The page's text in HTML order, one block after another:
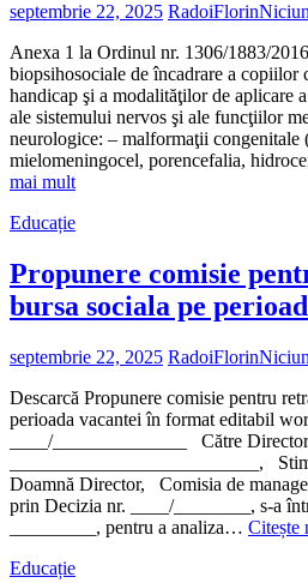
septembrie 22, 2025 RadoiFlorin
Anexa 1 la Ordinul nr. 1306/1883/
biopsihosociale de încadrare a copiilor
handicap şi a modalităţilor de aplicare
ale sistemului nervos şi ale funcţiilor
neurologice: – malformaţii congenitale
mielomeningocel, porencefalia,
mai mult„Ordinul
1306/1883/2016
Criterii
Biopsihosociale
pentru
Copiilor
Dizabilități
în
Handicap”
Educație
Propunere comisie
bursa sociala pe
septembrie 22, 2025 RadoiFlorin
Descarcă Propunere comisie pentru
perioada vacantei în format editabil
____/______________ Către
__________________________,
Doamnă Director, Comisia de
prin Decizia nr. ____/________, s-a
_________, pentru a analiza… Citește
Educație